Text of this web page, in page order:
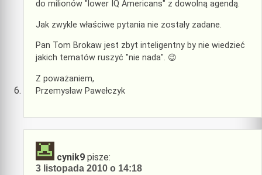
do milionów "lower IQ Americans" z dowolną agendą.
Jak zwykle właściwe pytania nie zostały zadane.
Pan Tom Brokaw jest zbyt inteligentny by nie wiedzieć
jakich tematów ruszyć "nie nada". 😉
Z poważaniem,
Przemysław Pawełczyk
cynik9 pisze:
3 listopada 2010 o 14:18